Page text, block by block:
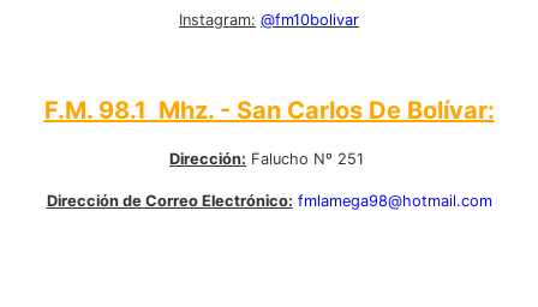
Instagram: @fm10bolivar
F.M. 98.1 Mhz. - San Carlos De Bolívar:
Dirección: Falucho Nº 251
Dirección de Correo Electrónico: fmlamega98@hotmail.com